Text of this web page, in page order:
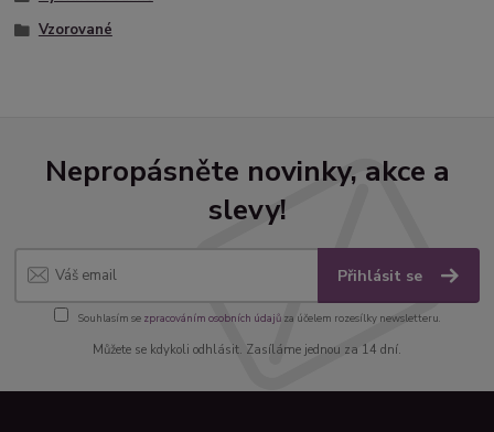
Vzorované
Nepropásněte novinky, akce a
slevy!
Přihlásit se
Souhlasím se zpracováním osobních údajůza účelem rozesílky newsletteru.
Můžete se kdykoli odhlásit. Zasíláme jednou za 14 dní.